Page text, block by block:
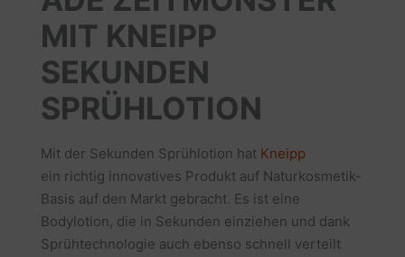
MIT KNEIPP
SEKUNDEN
SPRÜHLOTION
Mit der Sekunden Sprühlotion hat Kneipp
ein richtig innovatives Produkt auf Naturkosmetik-
Basis auf den Markt gebracht. Es ist eine
Bodylotion, die in Sekunden einziehen und dank
Sprühtechnologie auch ebenso schnell verteilt